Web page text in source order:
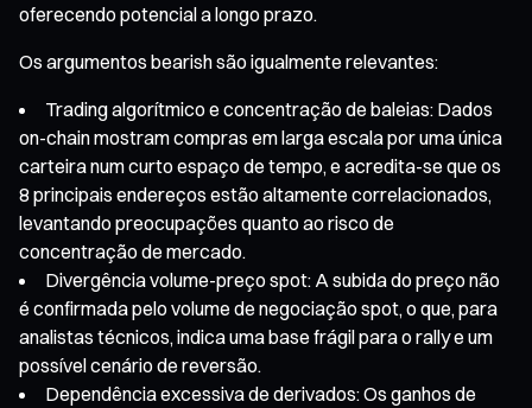
oferecendo potencial a longo prazo.
Os argumentos bearish são igualmente relevantes:
Trading algorítmico e concentração de baleias: Dados
on-chain mostram compras em larga escala por uma única
carteira num curto espaço de tempo, e acredita-se que os
8 principais endereços estão altamente correlacionados,
levantando preocupações quanto ao risco de
concentração de mercado.
Divergência volume-preço spot: A subida do preço não
é confirmada pelo volume de negociação spot, o que, para
analistas técnicos, indica uma base frágil para o rally e um
possível cenário de reversão.
Dependência excessiva de derivados: Os ganhos de